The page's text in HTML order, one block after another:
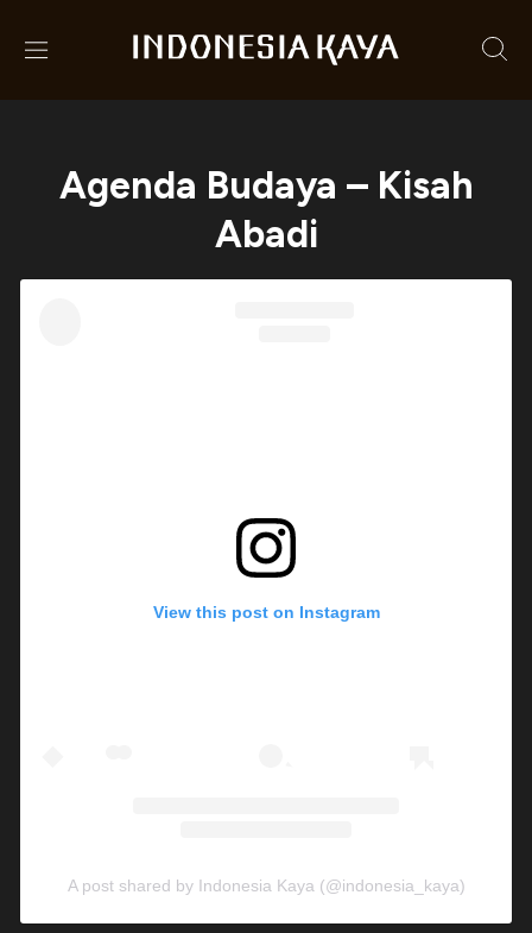
Agenda Budaya – Kisah
Abadi
View this post on Instagram
A post shared by Indonesia Kaya (@indonesia_kaya)